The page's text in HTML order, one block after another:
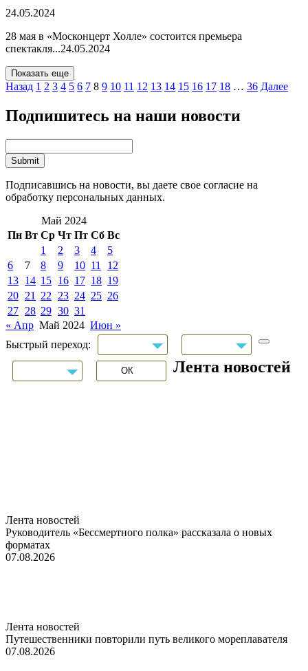
24.05.2024
28 мая в «Москонцерт Холле» состоится премьера
спектакля...24.05.2024
Показать еще
Назад 1 2 3 4 5 6 7 8 9 10 11 12 13 14 15 16 17 18 … 36 Далее
Подпишитесь на наши новости
Подписавшись на новости, вы даете свое согласие на
обработку персональных данных.
Май 2024
Пн Вт Ср Чт Пт Сб Вс
1
2 3 4
5
6
7 8 9 10 11
12
13 14 15 16 17 18 19
20 21 22 23 24 25 26
27 28 29 30 31
« Апр Май 2024 Июн »
Быстрый переход:
Лента новостей
Лента новостей
Руководитель «Бессмертного полка» рассказала о новых
форматах
07.08.2026
Лента новостей
Путешественники повторили путь великого мореплавателя
07.08.2026